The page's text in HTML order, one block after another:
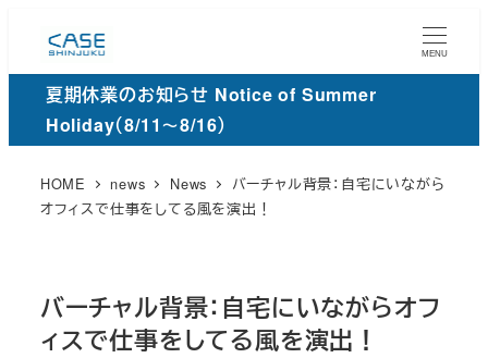
ン
MENU
夏期休業のお知らせ Notice of Summer
Holiday（8/11～8/16）
HOME news News
バーチャル背景：自宅にいながら
オフィスで仕事をしてる風を演出！
バーチャル背景：自宅にいながらオフ
ィスで仕事をしてる風を演出！